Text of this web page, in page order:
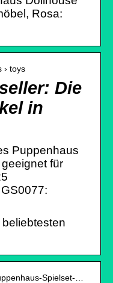
Rosa:
› toys
Die
in
Puppenhaus
für
Spielset-…